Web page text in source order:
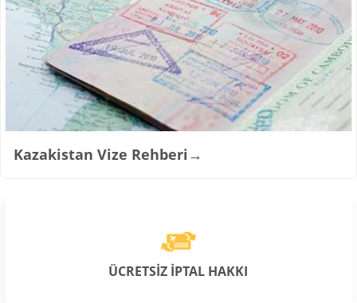
Kazakistan Vize Rehberi→
ÜCRETSİZ İPTAL HAKKI